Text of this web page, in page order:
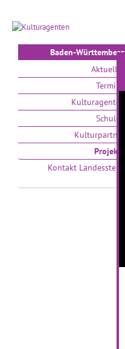
Baden-Württemberg
Aktuelles
Termine
Kulturagenten
Schulen
Kulturpartner
Projekte
Kontakt Landesstelle